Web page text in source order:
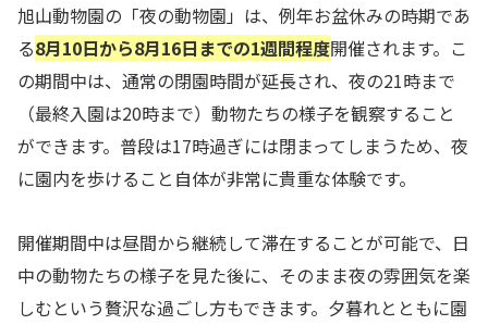
旭山動物園の「夜の動物園」は、例年お盆休みの時期であ
る8月10日から8月16日までの1週間程度開催されます。こ
の期間中は、通常の閉園時間が延長され、夜の21時まで
（最終入園は20時まで）動物たちの様子を観察すること
ができます。普段は17時過ぎには閉まってしまうため、夜
に園内を歩けること自体が非常に貴重な体験です。
開催期間中は昼間から継続して滞在することが可能で、日
中の動物たちの様子を見た後に、そのまま夜の雰囲気を楽
しむという贅沢な過ごし方もできます。夕暮れとともに園